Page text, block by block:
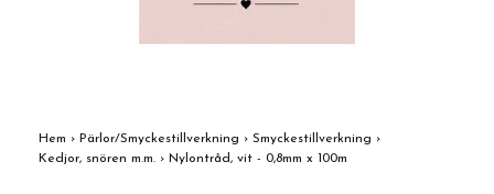
Hem › Pärlor/Smyckestillverkning › Smyckestillverkning ›
Kedjor, snören m.m. › Nylontråd, vit - 0,8mm x 100m